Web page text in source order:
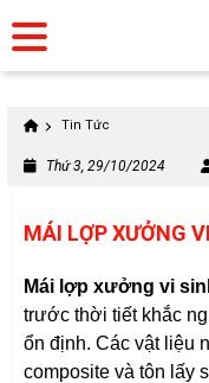
Tin Tức
Thứ 3, 29/10/2024
MÁI LỢP XƯỞNG
Mái lợp xưởng vi
trước thời tiết khắc
ổn định. Các vật liệu
composite và tôn lấy